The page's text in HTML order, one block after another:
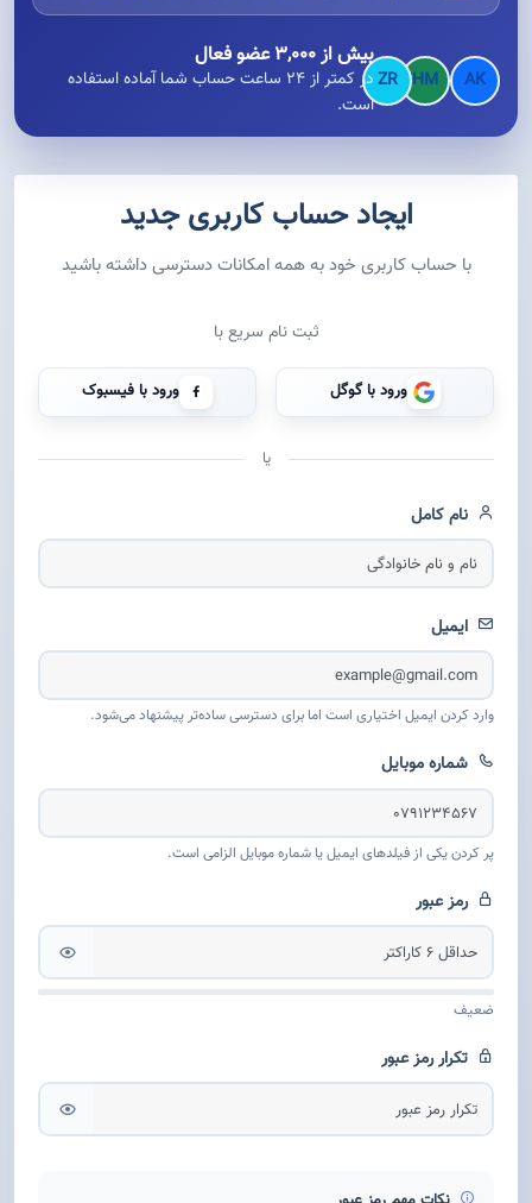
AK
HM
ZR
بیش از ۳,۰۰۰ عضو فعال
در کمتر از ۲۴ ساعت حساب شما آماده استفاده
است.
ایجاد حساب کاربری جدید
با حساب کاربری خود به همه امکانات دسترسی داشته باشید
ثبت نام سریع با
ورود با گوگل ورود با فیسبوک
یا
نام کامل
ایمیل
وارد کردن ایمیل اختیاری است اما برای دسترسی ساده‌تر پیشنهاد می‌شود.
شماره موبایل
پر کردن یکی از فیلدهای ایمیل یا شماره موبایل الزامی است.
رمز عبور
ضعیف
تکرار رمز عبور